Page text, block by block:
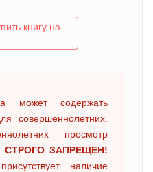
книгу на
может содержать
совершеннолетних.
просмотр
СТРОГО ЗАПРЕЩЕН!
наличие